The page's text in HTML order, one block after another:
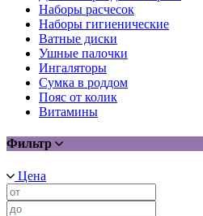
Наборы расчесок
Наборы гигиенические
Ватные диски
Ушные палочки
Ингаляторы
Сумка в роддом
Пояс от колик
Витамины
Фильтр
Цена